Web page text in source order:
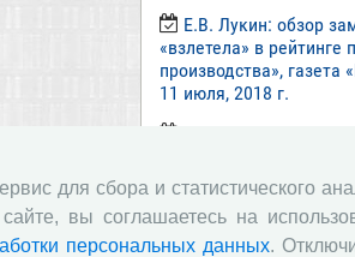
Е.В. Лукин: обзор
«взлетела» в
производства»,
11 июля, 2018 г.
«Известия», №88, 2018
В.Н. Барсуков:
пенсионного возраста:
для сбора и статистического
вы соглашаетесь на
персональных данных.